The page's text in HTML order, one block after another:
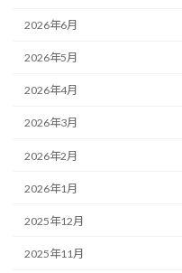
2026年6月
2026年5月
2026年4月
2026年3月
2026年2月
2026年1月
2025年12月
2025年11月